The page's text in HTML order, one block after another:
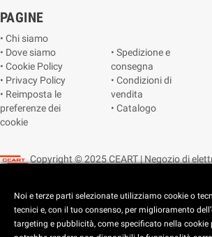
PAGINE
• Chi siamo
• Dove siamo
• Cookie Policy
• Privacy Policy
• Reimposta le
preferenze dei
cookie
• Spedizione e
consegna
• Condizioni di
vendita
• Catalogo
Copyright © 2025 CEART | Negozio di
Noi e terze parti selezionate utilizziamo cookie o
tecnici e, con il tuo consenso, per miglioramento
targeting e pubblicità, come specificato nella cookie